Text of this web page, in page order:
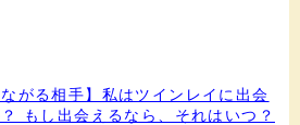
ながる相手】私はツインレイに出会
もし出会えるなら、それはいつ？